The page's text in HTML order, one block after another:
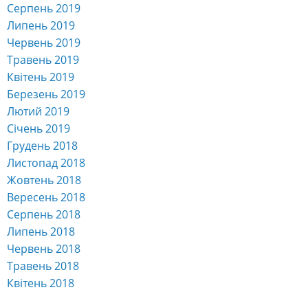
Серпень 2019
Липень 2019
Червень 2019
Травень 2019
Квітень 2019
Березень 2019
Лютий 2019
Січень 2019
Грудень 2018
Листопад 2018
Жовтень 2018
Вересень 2018
Серпень 2018
Липень 2018
Червень 2018
Травень 2018
Квітень 2018